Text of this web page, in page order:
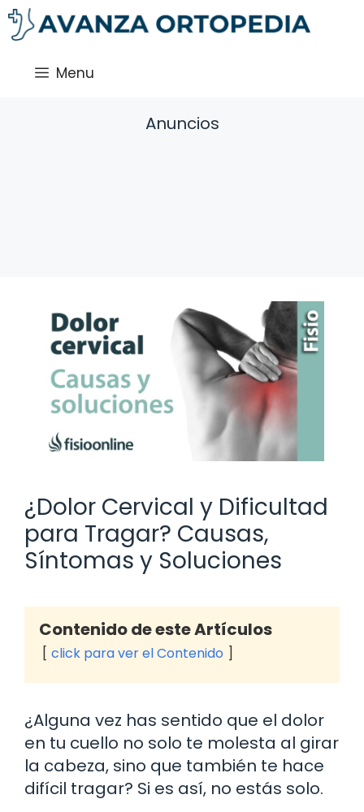
Saltar
al
Menu
Anuncios
¿Dolor Cervical y Dificultad
para Tragar? Causas,
Síntomas y Soluciones
Contenido de este Artículos
click para ver el Contenido
¿Alguna vez has sentido que el dolor
en tu cuello no solo te molesta al girar
la cabeza, sino que también te hace
difícil tragar? Si es así, no estás solo.